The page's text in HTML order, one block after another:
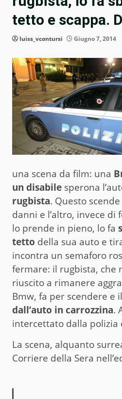
tetto e scappa.
luiss_vcontursi Giugno 7, 2014
una scena da film: una
un disabile sperona
rugbista. Questo
danni e l’altro, invece di
lo prende in pieno, lo fa
tetto della sua auto e
incontra un semaforo
fermare: il rugbista, che
riuscito a rimanere
Bmw, fa per scendere e
dall’auto in carrozzina.
intercettato dalla polizia
La scena, alquanto
Corriere della Sera